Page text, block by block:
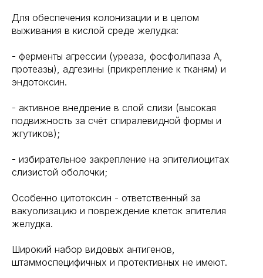
Для обеспечения колонизации и в целом
выживания в кислой среде желудка:
- ферменты агрессии (уреаза, фосфолипаза А,
протеазы), адгезины (прикрепление к тканям) и
эндотоксин.
- активное внедрение в слой слизи (высокая
подвижность за счёт спиралевидной формы и
жгутиков);
- избирательное закрепление на эпителиоцитах
слизистой оболочки;
Особенно цитотоксин - ответственный за
вакуолизацию и повреждение клеток эпителия
желудка.
Широкий набор видовых антигенов,
штаммоспецифичных и протективных не имеют.